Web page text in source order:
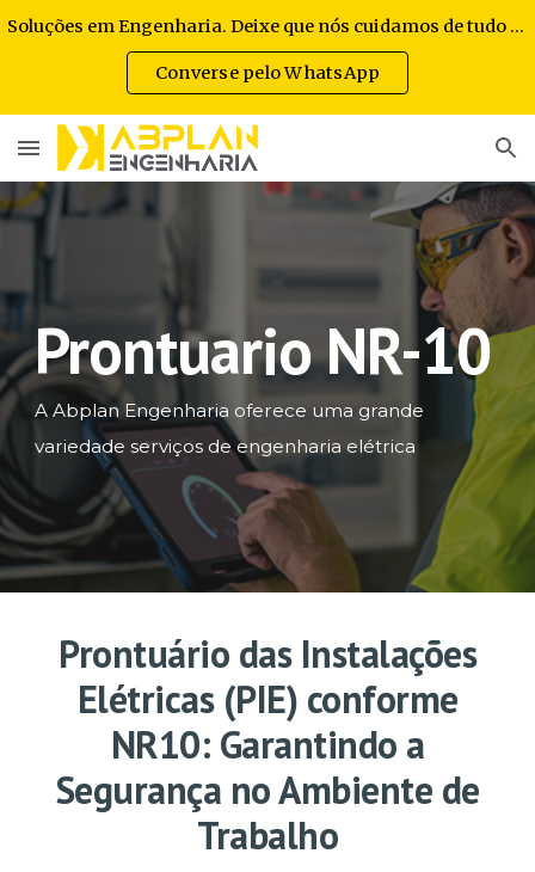
Soluções em Engenharia. Deixe que nós cuidamos de tudo por você.
Converse pelo WhatsApp
Prontuario NR-10
A Abplan Engenharia oferece uma grande
variedade serviços de engenharia elétrica
Prontuário das Instalações
Elétricas (PIE) conforme
NR10: Garantindo a
Segurança no Ambiente de
Trabalho